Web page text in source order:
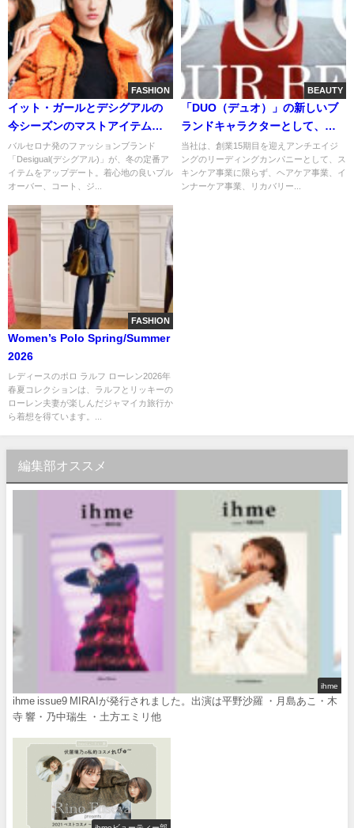
FASHION
イット・ガールとデシグアルの
今シーズンのマストアイテムを
楽しもう。
バルセロナ発のファッションブランド
「Desigual(デシグアル)」が、冬の定番ア
イテムをアップデート。着心地の良いプル
オーバー、コート、ジ...
BEAUTY
「DUO（デュオ）」の新しいブ
ランドキャラクターとして、新
木優子さんが選ばれ、新製品
「デュオ ザ クレンジングバー
ム」のCM「DUO YOUR THE
当社は、創業15期目を迎えアンチエイジ
ングのリーディングカンパニーとして、ス
キンケア事業に限らず、ヘアケア事業、イ
ンナーケア事業、リカバリー...
FASHION
Women’s Polo Spring/Summer
2026
レディースのポロ ラルフ ローレン2026年
春夏コレクションは、ラルフとリッキーの
ローレン夫妻が楽しんだジャマイカ旅行か
ら着想を得ています。...
編集部オススメ
ihme
ihme issue9 MIRAIが発行されました。出演は平野沙羅 ・月島あこ・木
寺 響・乃中瑞生 ・土方エミリ他